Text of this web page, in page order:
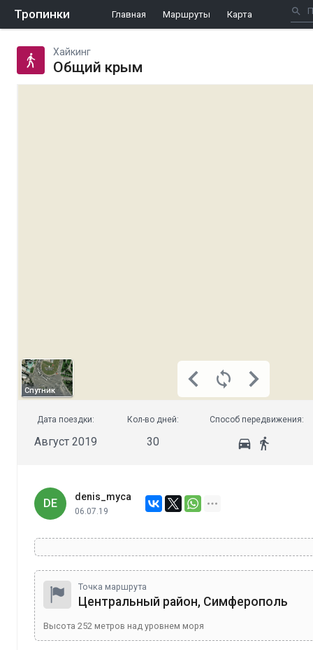
Тропинки Главная Маршруты Карта
Хайкинг
Общий крым
Спутник
Дата поездки:
Август 2019
Кол-во дней:
30
Способ передвижения:
DE
denis_myca
06.07.19
Точка маршрута
Центральный район, Симферополь
Высота 252 метров над уровнем моря